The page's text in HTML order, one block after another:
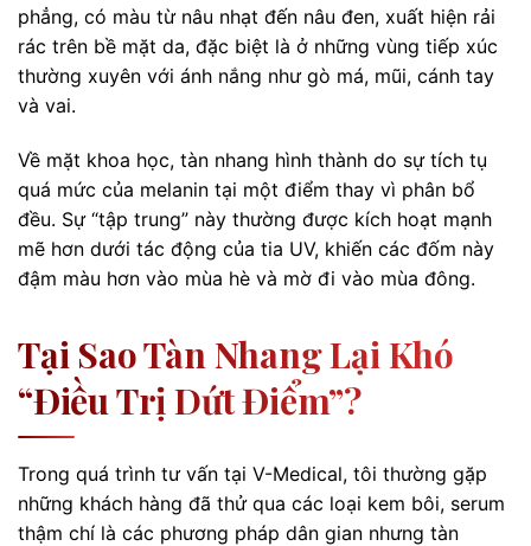
phẳng, có màu từ nâu nhạt đến nâu đen, xuất hiện rải
rác trên bề mặt da, đặc biệt là ở những vùng tiếp xúc
thường xuyên với ánh nắng như gò má, mũi, cánh tay
và vai.
Về mặt khoa học, tàn nhang hình thành do sự tích tụ
quá mức của melanin tại một điểm thay vì phân bổ
đều. Sự “tập trung” này thường được kích hoạt mạnh
mẽ hơn dưới tác động của tia UV, khiến các đốm này
đậm màu hơn vào mùa hè và mờ đi vào mùa đông.
Tại Sao Tàn Nhang Lại Khó
“điều Trị Dứt Điểm”?
Trong quá trình tư vấn tại V-Medical, tôi thường gặp
những khách hàng đã thử qua các loại kem bôi, serum
thậm chí là các phương pháp dân gian nhưng tàn